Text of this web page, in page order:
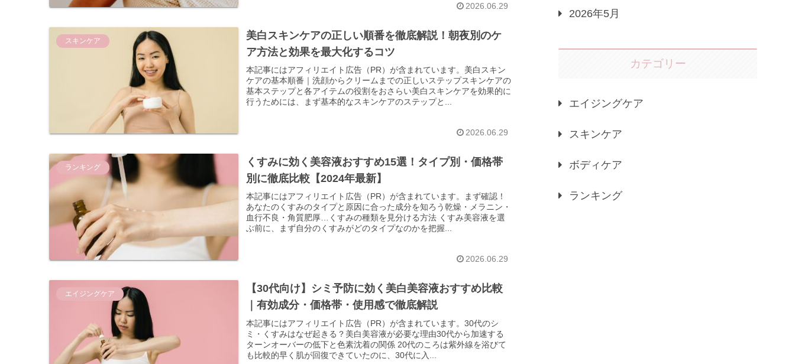
2026.06.29
スキンケア
美白スキンケアの正しい順番を徹底解説！朝夜別のケ
ア方法と効果を最大化するコツ
本記事にはアフィリエイト広告（PR）が含まれています。美白スキン
ケアの基本順番｜洗顔からクリームまでの正しいステップスキンケアの
基本ステップと各アイテムの役割をおさらい美白スキンケアを効果的に
行うためには、まず基本的なスキンケアのステップと...
2026.06.29
ランキング
くすみに効く美容液おすすめ15選！タイプ別・価格帯
別に徹底比較【2024年最新】
本記事にはアフィリエイト広告（PR）が含まれています。まず確認！
あなたのくすみのタイプと原因に合った成分を知ろう乾燥・メラニン・
血行不良・角質肥厚…くすみの種類を見分ける方法 くすみ美容液を選
ぶ前に、まず自分のくすみがどのタイプなのかを把握...
2026.06.29
エイジングケア
【30代向け】シミ予防に効く美白美容液おすすめ比較
｜有効成分・価格帯・使用感で徹底解説
本記事にはアフィリエイト広告（PR）が含まれています。30代のシ
ミ・くすみはなぜ起きる？美白美容液が必要な理由30代から加速する
ターンオーバーの低下と色素沈着の関係 20代のころは紫外線を浴びて
も比較的早く肌が回復できていたのに、30代に入...
2026年5月
カテゴリー
エイジングケア
スキンケア
ボディケア
ランキング